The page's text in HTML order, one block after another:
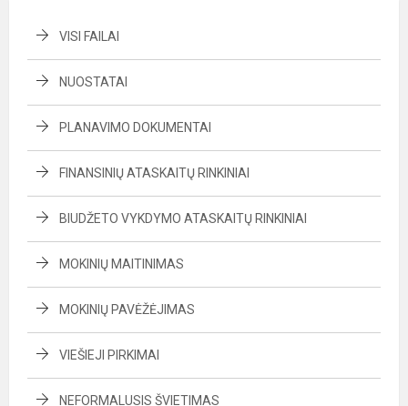
VISI FAILAI
NUOSTATAI
PLANAVIMO DOKUMENTAI
FINANSINIŲ ATASKAITŲ RINKINIAI
BIUDŽETO VYKDYMO ATASKAITŲ RINKINIAI
MOKINIŲ MAITINIMAS
MOKINIŲ PAVĖŽĖJIMAS
VIEŠIEJI PIRKIMAI
NEFORMALUSIS ŠVIETIMAS